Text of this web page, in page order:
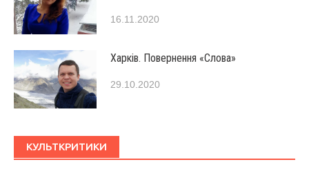
16.11.2020
Харків. Повернення «Слова»
29.10.2020
КУЛЬТКРИТИКИ